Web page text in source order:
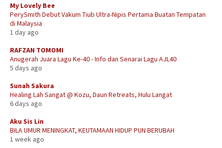
My Lovely Bee
PerySmith Debut Vakum Tiub Ultra-Nipis Pertama Buatan Tempatan
di Malaysia
1 day ago
RAFZAN TOMOMI
Anugerah Juara Lagu Ke-40 - Info dan Senarai Lagu AJL40
5 days ago
Sunah Sakura
Healing Lah Sangat @ Kozu, Daun Retreats, Hulu Langat
6 days ago
Aku Sis Lin
BILA UMUR MENINGKAT, KEUTAMAAN HIDUP PUN BERUBAH
1 week ago